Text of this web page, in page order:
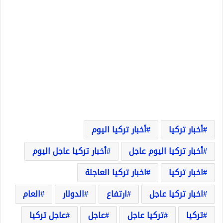
أخبار تركيا
أخبار تركيا اليوم
أخبار تركيا اليوم عاجل
أخبار تركيا عاجل اليوم
اخبار تركيا
اخبار تركيا العاجلة
اخبار تركيا عاجل
ارتفاع الدولار
العام
تركيا
تركيا عاجل عاجل عاجل تركيا